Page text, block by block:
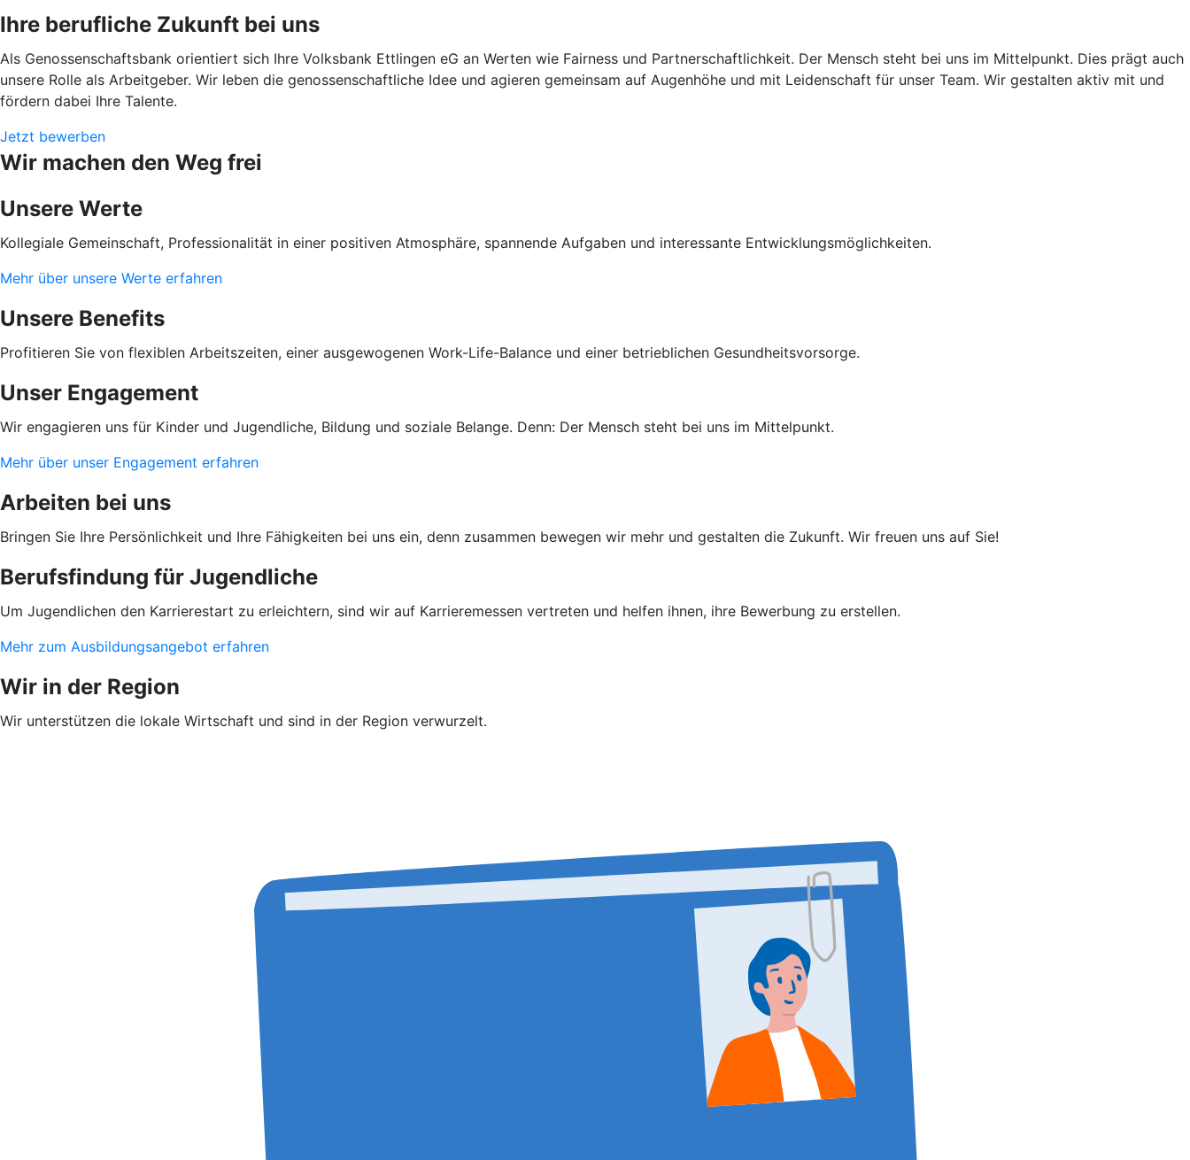
Ihre berufliche Zukunft bei uns
Als Genossenschaftsbank orientiert sich Ihre Volksbank Ettlingen eG an Werten wie Fairness und Partnerschaftlichkeit. Der Mensch steht bei uns im Mittelpunkt. Dies prägt auch
unsere Rolle als Arbeitgeber. Wir leben die genossenschaftliche Idee und agieren gemeinsam auf Augenhöhe und mit Leidenschaft für unser Team. Wir gestalten aktiv mit und
fördern dabei Ihre Talente.
Jetzt bewerben
Wir machen den Weg frei
Unsere Werte
Kollegiale Gemeinschaft, Professionalität in einer positiven Atmosphäre, spannende Aufgaben und interessante Entwicklungsmöglichkeiten.
Mehr über unsere Werte erfahren
Unsere Benefits
Profitieren Sie von flexiblen Arbeitszeiten, einer ausgewogenen Work-Life-Balance und einer betrieblichen Gesundheitsvorsorge.
Unser Engagement
Wir engagieren uns für Kinder und Jugendliche, Bildung und soziale Belange. Denn: Der Mensch steht bei uns im Mittelpunkt.
Mehr über unser Engagement erfahren
Arbeiten bei uns
Bringen Sie Ihre Persönlichkeit und Ihre Fähigkeiten bei uns ein, denn zusammen bewegen wir mehr und gestalten die Zukunft. Wir freuen uns auf Sie!
Berufsfindung für Jugendliche
Um Jugendlichen den Karrierestart zu erleichtern, sind wir auf Karrieremessen vertreten und helfen ihnen, ihre Bewerbung zu erstellen.
Mehr zum Ausbildungsangebot erfahren
Wir in der Region
Wir unterstützen die lokale Wirtschaft und sind in der Region verwurzelt.